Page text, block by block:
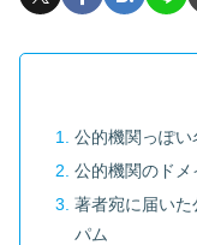
公的機関っぽ
公的機関のドメ
著者宛に届い
パム